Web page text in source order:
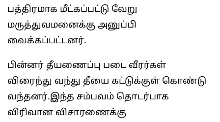
பத்திரமாக மீட்கப்பட்டு வேறு
மருத்துவமனைக்கு அனுப்பி
வைக்கப்பட்டனர்.
பின்னர் தீயணைப்பு படை வீரர்கள்
விரைந்து வந்து தீயை கட்டுக்குள் கொண்டு
வந்தனர்.இந்த சம்பவம் தொடர்பாக
விரிவான விசாரணைக்கு